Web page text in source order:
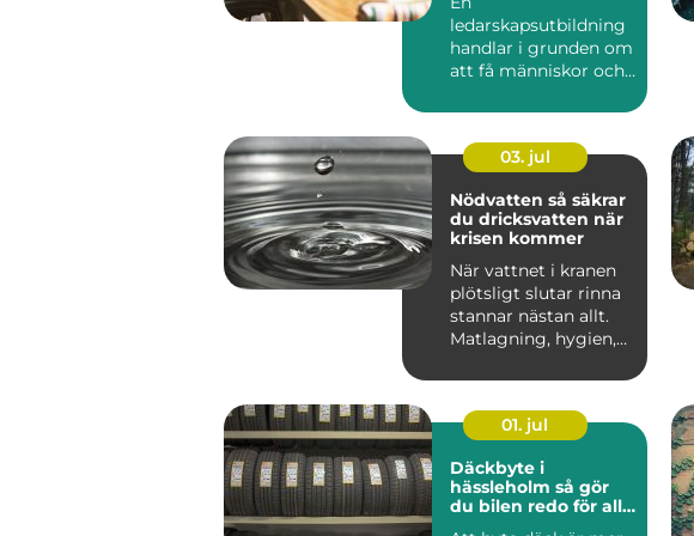
ledarskapsutbildning
handlar i grunden om
att få människor och
fungera bättre till...
03. jul
Nödvatten så säkrar
du dricksvatten när
krisen kommer
När vattnet i kranen
plötsligt slutar rinna
stannar nästan allt.
Matlagning, hygien,
01. jul
Däckbyte i
hässleholm så gör
du bilen redo för alla